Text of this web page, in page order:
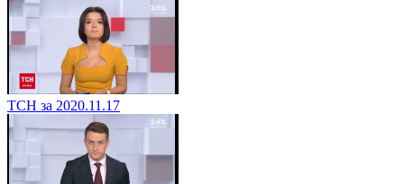
ТСН за 2020.11.17